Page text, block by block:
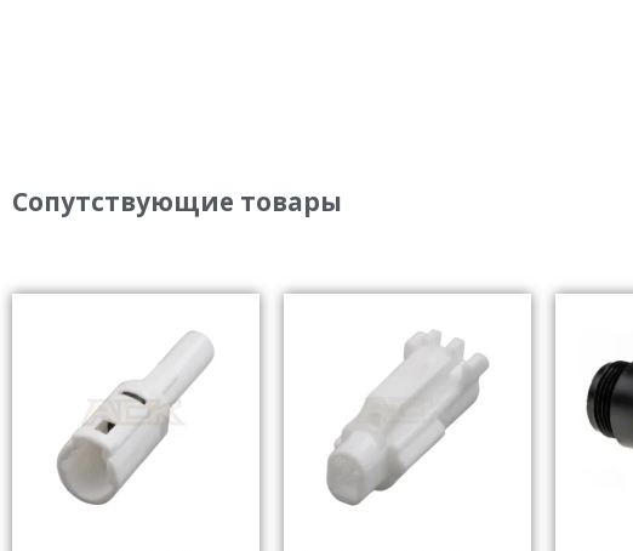
Сопутствующие товары